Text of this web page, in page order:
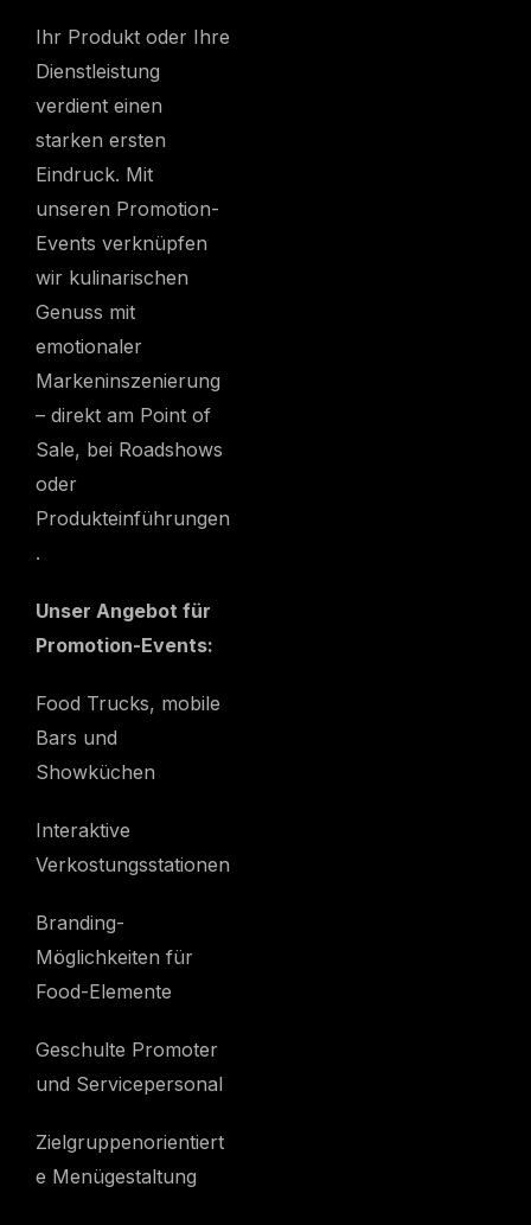
Ihr Produkt oder Ihre
Dienstleistung
verdient einen
starken ersten
Eindruck. Mit
unseren Promotion-
Events verknüpfen
wir kulinarischen
Genuss mit
emotionaler
Markeninszenierung
– direkt am Point of
Sale, bei Roadshows
oder
Produkteinführungen
.
Unser Angebot für
Promotion-Events:
Food Trucks, mobile
Bars und
Showküchen
Interaktive
Verkostungsstationen
Branding-
Möglichkeiten für
Food-Elemente
Geschulte Promoter
und Servicepersonal
Zielgruppenorientiert
e Menügestaltung